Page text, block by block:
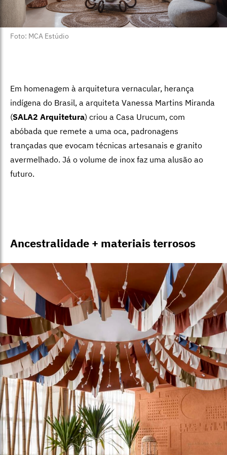
Foto: MCA Estúdio
Em homenagem à arquitetura vernacular, herança
indígena do Brasil, a arquiteta Vanessa Martins Miranda
(SALA2 Arquitetura) criou a Casa Urucum, com
abóbada que remete a uma oca, padronagens
trançadas que evocam técnicas artesanais e granito
avermelhado. Já o volume de inox faz uma alusão ao
futuro.
Ancestralidade + materiais terrosos